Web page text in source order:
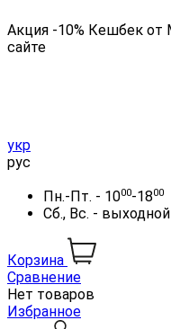
Акция -10% Кешбек от
сайте
укр
рус
Пн.-Пт. - 1000-1800
Сб., Вс. - выходной
Корзина
Сравнение
Нет товаров
Избранное